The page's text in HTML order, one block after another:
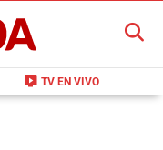
live_tv TV EN VIVO
BUSCAR